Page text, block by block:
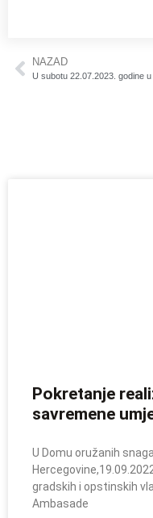
NAZAD
Pokretanje
savremene
U Domu oružanih
gradskih i opstinskih
Ambasade